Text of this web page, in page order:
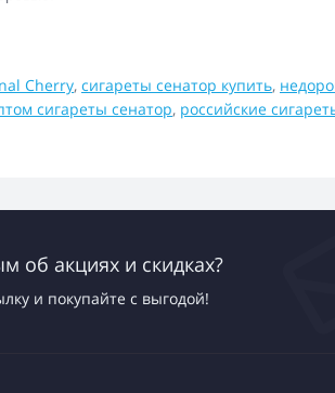
Cherry, сигареты сенатор купить,
сигареты сенатор, российские
об акциях и скидках?
и покупайте с выгодой!